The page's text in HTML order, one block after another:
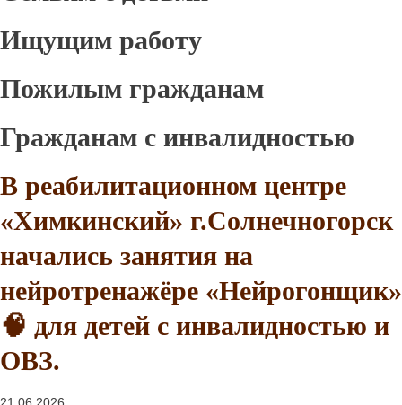
Ищущим работу
Пожилым гражданам
Гражданам с инвалидностью
В реабилитационном центре
«Химкинский» г.Солнечногорск
начались занятия на
нейротренажёре «Нейрогонщик»
🧠 для детей с инвалидностью и
ОВЗ.
21.06.2026